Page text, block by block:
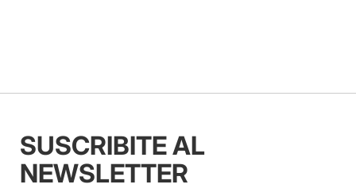
SUSCRIBITE AL
NEWSLETTER